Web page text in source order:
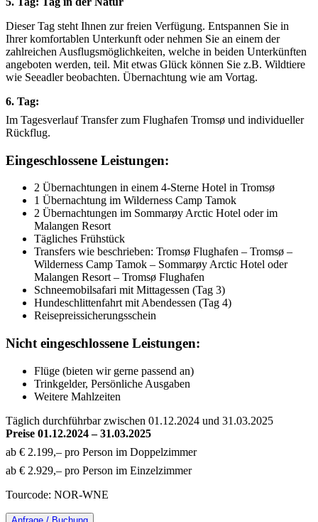
Dieser Tag steht Ihnen zur freien Verfügung. Entspannen Sie in
Ihrer komfortablen Unterkunft oder nehmen Sie an einem der
zahlreichen Ausflugsmöglichkeiten, welche in beiden Unterkünften
angeboten werden, teil. Mit etwas Glück können Sie z.B. Wildtiere
wie Seeadler beobachten. Übernachtung wie am Vortag.
6. Tag:
Im Tagesverlauf Transfer zum Flughafen Tromsø und individueller
Rückflug.
Eingeschlossene Leistungen:
2 Übernachtungen in einem 4-Sterne Hotel in Tromsø
1 Übernachtung im Wilderness Camp Tamok
2 Übernachtungen im Sommarøy Arctic Hotel oder im
Malangen Resort
Tägliches Frühstück
Transfers wie beschrieben: Tromsø Flughafen – Tromsø –
Wilderness Camp Tamok – Sommarøy Arctic Hotel oder
Malangen Resort – Tromsø Flughafen
Schneemobilsafari mit Mittagessen (Tag 3)
Hundeschlittenfahrt mit Abendessen (Tag 4)
Reisepreissicherungsschein
Nicht eingeschlossene Leistungen:
Flüge (bieten wir gerne passend an)
Trinkgelder, Persönliche Ausgaben
Weitere Mahlzeiten
Täglich durchführbar zwischen 01.12.2024 und 31.03.2025
Preise 01.12.2024 – 31.03.2025
ab € 2.199,– pro Person im Doppelzimmer
ab € 2.929,– pro Person im Einzelzimmer
Tourcode: NOR-WNE